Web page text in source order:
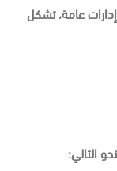
ويتكون قطاع العمليات المصرفية المحلية من 4 إدارات عامة، تشكل
التالي: